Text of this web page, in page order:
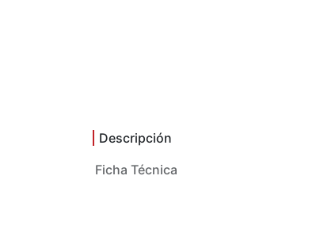
Descripción
Ficha Técnica